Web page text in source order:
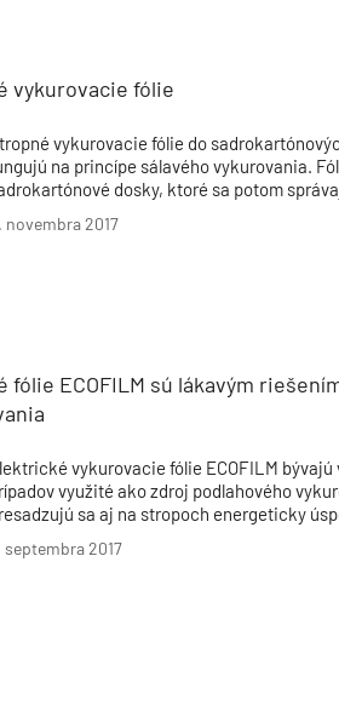
vykurovacie fólie
vykurovacie fólie do
na princípe sálavého vykurovania.
dosky, ktoré sa potom
novembra 2017
fólie ECOFILM sú lákavým
vykurovacie fólie ECOFILM bývajú
využité ako zdroj podlahového
sa aj na stropoch energeticky
chovajú ako sálavé panely.
septembra 2017